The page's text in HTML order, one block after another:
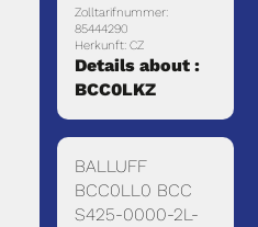
Zolltarifnummer:
85444290
Herkunft: CZ
Details about :
BCC0LKZ
BALLUFF
BCC0LL0 BCC
S425-0000-2L-